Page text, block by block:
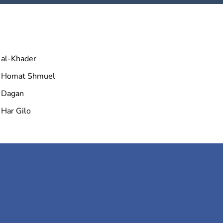
al-Khader
Homat Shmuel
Dagan
Har Gilo